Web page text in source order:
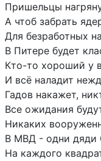
Пришельцы
А чтоб забрать
Для безработных
В Питере будет
Кто-то хороший у
И всё наладит
Гадов накажет,
Все ожидания
Никаких
В МВД - одни дяди
На каждого